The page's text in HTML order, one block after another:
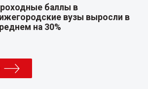
баллы в
вузы выросли в
на 30%